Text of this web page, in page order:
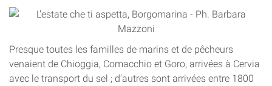
Presque toutes les familles de marins et de pêcheurs
venaient de Chioggia, Comacchio et Goro, arrivées à Cervia
avec le transport du sel ; d’autres sont arrivées entre 1800